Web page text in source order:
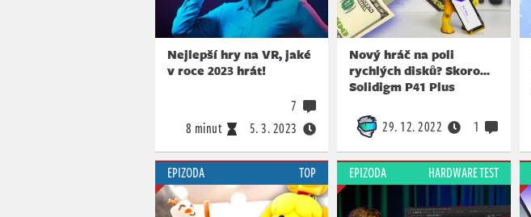
Nejlepší hry na VR, jaké
v roce 2023 hrát!
8 minut 5. 3. 2023
7
Nový hráč na poli
rychlých disků? Skoro...
Solidigm P41 Plus
29. 12. 2022 1
EPIZODA TOP EPIZODA HARDWARE TEST